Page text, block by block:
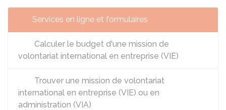
Services en ligne et formulaires
Calculer le budget d'une mission de
volontariat international en entreprise (VIE)
Trouver une mission de volontariat
international en entreprise (VIE) ou en
administration (VIA)